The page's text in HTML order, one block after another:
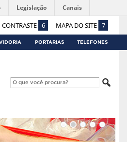
CONTRASTE 6 MAPA DO SITE 7
Legislação Canais
PORTARIAS TELEFONES